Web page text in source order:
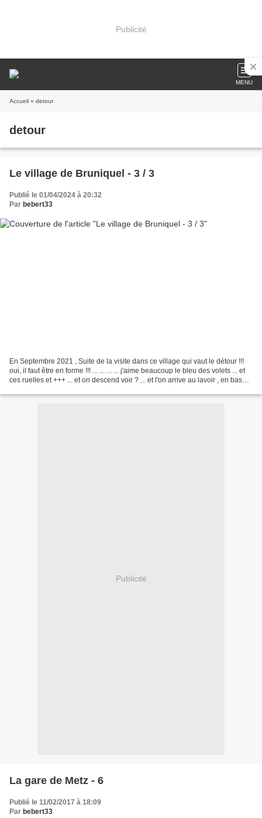
Publicité
MENU
Accueil » detour
detour
Le village de Bruniquel - 3 / 3
Publié le 01/04/2024 à 20:32
Par bebert33
En Septembre 2021 , Suite de la visite dans ce village qui vaut le détour !!!
oui, il faut être en forme !!! ... ... ... ... j'aime beaucoup le bleu des volets ... et
ces ruelles et +++ ... et on descend voir ? ... et l'on arrive au lavoir , en bas
Publicité
La gare de Metz - 6
Publié le 11/02/2017 à 18:09
Par bebert33